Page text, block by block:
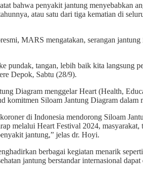
bahwa penyakit jantung menyebabkan
atau satu dari tiga kematian di
MARS mengatakan, serangan
pundak, tangan, lebih baik kita
Depok, Sabtu (28/9).
Diagram menggelar Heart (Health,
komitmen Siloam Jantung Diagram
di Indonesia mendorong Siloam
melalui Heart Festival 2024,
jantung,” jelas dr. Hoyi.
berbagai kegiatan menarik
jantung berstandar internasional